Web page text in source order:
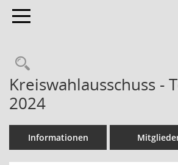
Toggle navigation
Rechercheauswahl
Kreiswahlausschuss -
2024
Informationen